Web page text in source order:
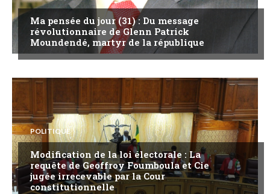
Ma pensée du jour (31) : Du message
révolutionnaire de Glenn Patrick
Moundendé, martyr de la république
POLITIQUE
Modification de la loi électorale : La
requête de Geoffroy Foumboula et Cie
jugée irrecevable par la Cour
constitutionnelle